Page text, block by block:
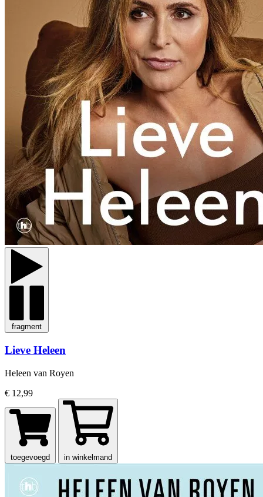
fragment
Lieve Heleen
Heleen van Royen
€ 12,99
toegevoegd in winkelmand